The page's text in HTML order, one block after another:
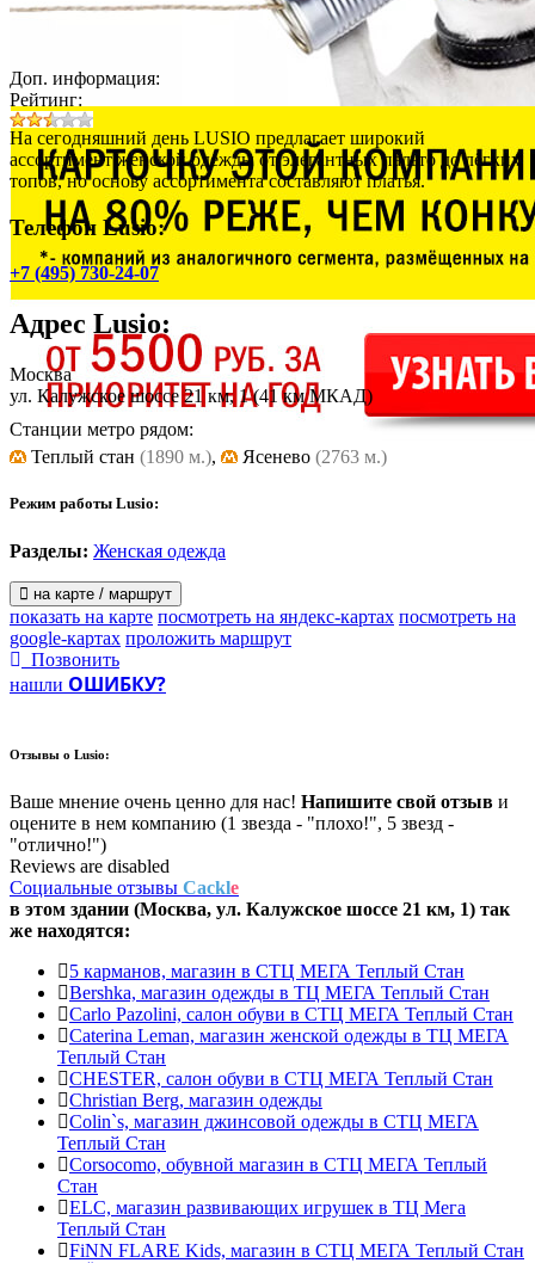
Доп. информация:
Рейтинг:
На сегодняшний день LUSIO предлагает широкий
ассортимент женской одежды от элегантных пальто до лёгких
топов, но основу ассортимента составляют платья.
Телефон Lusio:
+7 (495) 730-24-07
Адрес Lusio:
Москва
ул. Калужское шоссе 21 км, 1(41 км МКАД)
Станции метро рядом:
Теплый стан (1890 м.), Ясенево (2763 м.)
Режим работы Lusio:
Разделы: Женская одежда
на карте / маршрут
показать на карте посмотреть на яндекс-картах посмотреть на
google-картах проложить маршрут
Позвонить
нашли ОШИБКУ?
Отзывы о Lusio:
Ваше мнение очень ценно для нас! Напишите свой отзыв и
оцените в нем компанию (1 звезда - "плохо!", 5 звезд -
"отлично!")
Reviews are disabled
Социальные отзывы Cackle
в этом здании (Москва, ул. Калужское шоссе 21 км, 1) так
же находятся:
5 карманов, магазин в СТЦ МЕГА Теплый Стан
Bershka, магазин одежды в ТЦ МЕГА Теплый Стан
Carlo Pazolini, салон обуви в СТЦ МЕГА Теплый Стан
Caterina Leman, магазин женской одежды в ТЦ МЕГА
Теплый Стан
CHESTER, салон обуви в СТЦ МЕГА Теплый Стан
Christian Berg, магазин одежды
Colin`s, магазин джинсовой одежды в СТЦ МЕГА
Теплый Стан
Corsocomo, обувной магазин в СТЦ МЕГА Теплый
Стан
ELC, магазин развивающих игрушек в ТЦ Мега
Теплый Стан
FiNN FLARE Kids, магазин в СТЦ МЕГА Теплый Стан